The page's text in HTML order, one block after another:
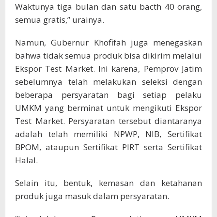
Waktunya tiga bulan dan satu bacth 40 orang,
semua gratis,” urainya.
Namun, Gubernur Khofifah juga menegaskan
bahwa tidak semua produk bisa dikirim melalui
Ekspor Test Market. Ini karena, Pemprov Jatim
sebelumnya telah melakukan seleksi dengan
beberapa persyaratan bagi setiap pelaku
UMKM yang berminat untuk mengikuti Ekspor
Test Market. Persyaratan tersebut diantaranya
adalah telah memiliki NPWP, NIB, Sertifikat
BPOM, ataupun Sertifikat PIRT serta Sertifikat
Halal.
Selain itu, bentuk, kemasan dan ketahanan
produk juga masuk dalam persyaratan.